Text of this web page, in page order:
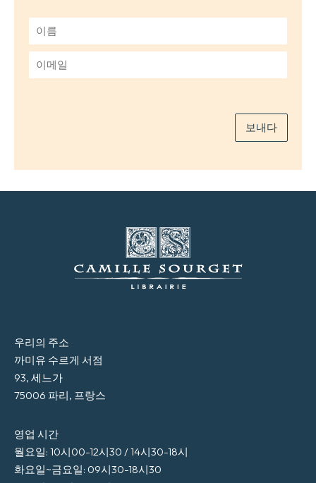
름
*
메
보내다
우리의 주소
까미유 수르게 서점
93, 세느가
75006 파리, 프랑스
영업 시간
월요일: 10시00-12시30 / 14시30-18시
화요일~금요일: 09시30-18시30